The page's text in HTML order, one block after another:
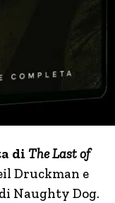
di The Last of
Druckman e
Naughty Dog.